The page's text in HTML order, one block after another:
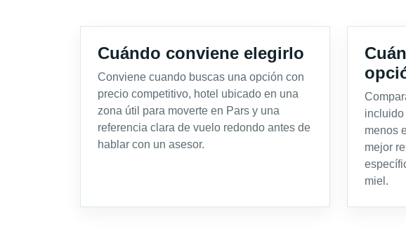
Cuándo conviene elegirlo
Conviene cuando buscas una opción con
precio competitivo, hotel ubicado en una
zona útil para moverte en Pars y una
referencia clara de vuelo redondo antes de
hablar con un asesor.
incluido
menos
mejor
miel.